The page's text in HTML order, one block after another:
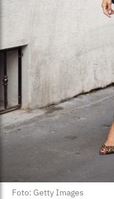
Foto: Getty Images